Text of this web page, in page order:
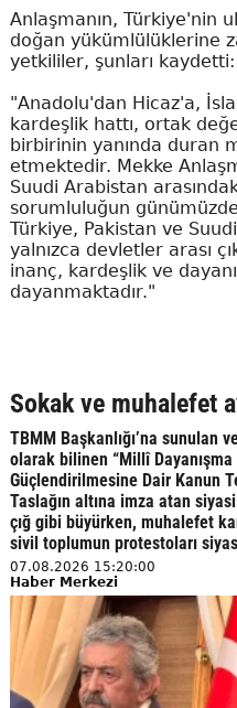
Anlaşmanın, Türkiye'nin
doğan yükümlülüklerine
yetkililer, şunları kaydetti:
"Anadolu'dan Hicaz'a,
kardeşlik hattı, ortak
birbirinin yanında duran
etmektedir. Mekke
Suudi Arabistan
sorumluluğun
Türkiye, Pakistan ve
yalnızca devletler arası
inanç, kardeşlik ve
dayanmaktadır."
Sokak ve muhalefet
TBMM Başkanlığı’na sunulan
olarak bilinen “Millî
Güçlendirilmesine Dair Kanun
Taslağın altına imza atan
çığ gibi büyürken, muhalefet
sivil toplumun protestoları
07.08.2026 15:20:00
Haber Merkezi